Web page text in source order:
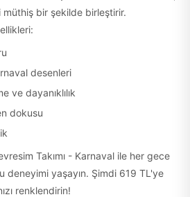
bir şekilde birleştirir.
desenleri
ve dayanıklılık
dokusu
Takımı - Karnaval ile her gece
deneyimi yaşayın. Şimdi 619 TL'ye
renklendirin!